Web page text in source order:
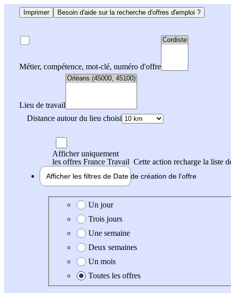
Imprimer Besoin d'aide sur la recherche d'offres d'emploi ?
Métier, compétence, mot-clé, numéro d'offre
Lieu de travail
Distance autour du lieu choisi
Afficher uniquement
les offres France Travail Cette action recharge la liste
Afficher les filtres de Date de création de l'offre
Date de création de l'offre
Un jour
Trois jours
Une semaine
Deux semaines
Un mois
Toutes les offres